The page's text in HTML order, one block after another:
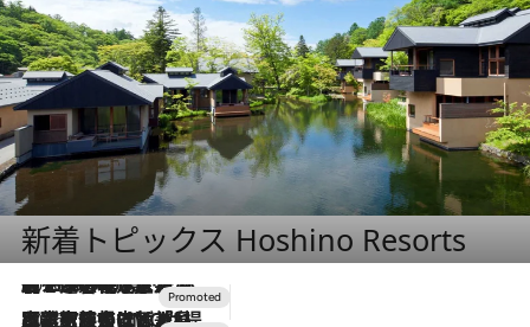
新着トピックス Hoshino Resorts
2026.8.7
【トンボの足水浴】ヒノキの香りに包まれて涼感マックス！約13℃の湧水かけ流しを避暑地「星野温泉 トンボの湯」で体験
2026.7.31
【ホテル帰省】という選択肢をOMOが提案。家族とほどよい距離を保つには「昼は実家、夜は気兼ねなくホテルで！」